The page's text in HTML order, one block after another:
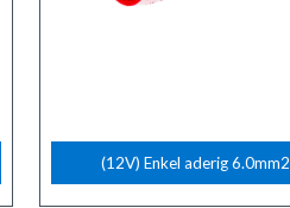
(12V) Enkel aderig 6.0mm2